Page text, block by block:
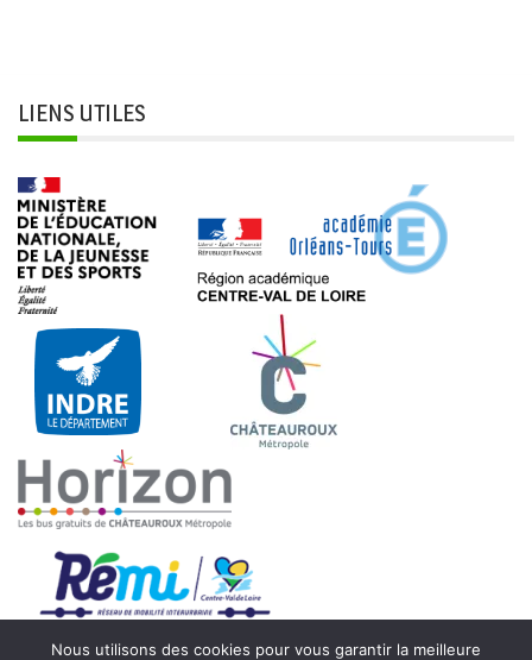
LIENS UTILES
Nous utilisons des cookies pour vous garantir la meilleure